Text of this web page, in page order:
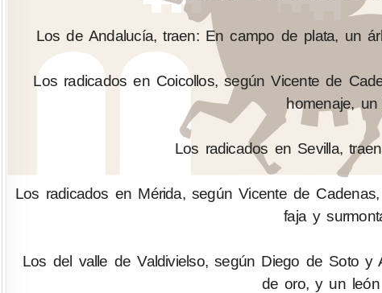
Los de Andalucía, traen: En campo de plata, un
Los radicados en Coicollos, según Vicente de
homenaje,
Los radicados en Sevilla,
Los radicados en Mérida, según Vicente de
faja y
Los del valle de Valdivielso, según Diego de Soto
de oro, y un